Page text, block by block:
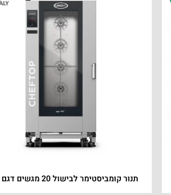
תנור קומביסטימר לבישול 20 מגשים דגם